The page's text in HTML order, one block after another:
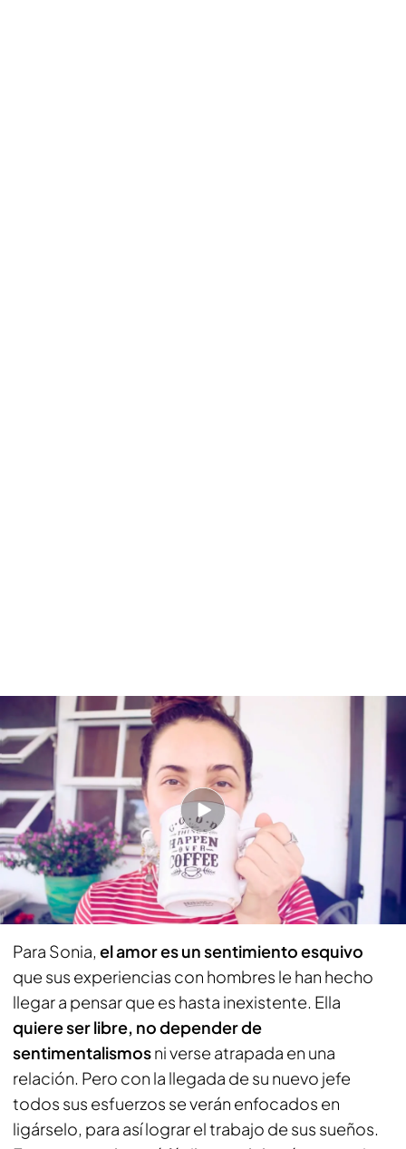
Booktrailer 'Soltera y satisfecha'
PUEDE INTERESARTE
'Una de cal y otra de karma': una nueva trama
con los personajes de 'Soltera y satisfecha'
Elena Llorente
Sonia se verá obligada a ligar con su jefe
para hacerse con su trabajo soñado
Para Sonia, el amor es un sentimiento esquivo
que sus experiencias con hombres le han hecho
llegar a pensar que es hasta inexistente. Ella
quiere ser libre, no depender de
sentimentalismosni verse atrapada en una
relación. Pero con la llegada de su nuevo jefe
todos sus esfuerzos se verán enfocados en
ligárselo, para así lograr el trabajo de sus sueños.